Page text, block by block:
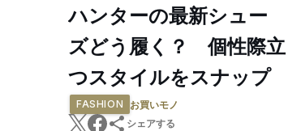
ハンターの最新シュー
ズどう履く？ 個性際立
つスタイルをスナップ
FASHION
お買いモノ
シェアする